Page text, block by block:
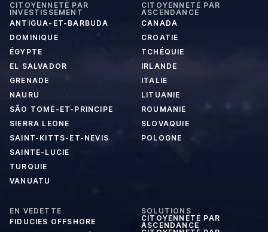
CITOYENNETÉ PAR
INVESTISSEMENT
ANTIGUA-ET-BARBUDA
DOMINIQUE
ÉGYPTE
EL SALVADOR
GRENADE
NAURU
SÃO TOMÉ-ET-PRINCIPE
SIERRA LEONE
SAINT-KITTS-ET-NEVIS
SAINTE-LUCIE
TURQUIE
VANUATU
CITOYENNETÉ PAR
ASCENDANCE
CANADA
CROATIE
TCHÉQUIE
IRLANDE
ITALIE
LITUANIE
ROUMANIE
SLOVAQUIE
POLOGNE
EN VEDETTE
FIDUCIES OFFSHORE
SOLUTIONS
CITOYENNETÉ PAR
ASCENDANCE